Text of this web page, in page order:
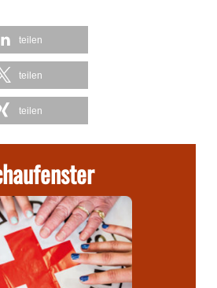
teilen
teilen
teilen